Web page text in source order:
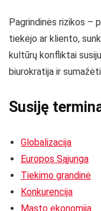
Pagrindinės rizikos –
tiekėjo ar kliento,
kultūrų konfliktai
biurokratija ir
Susiję
Globalizacija
Europos Sąjunga
Tiekimo grandinė
Konkurencija
Masto ekonomija